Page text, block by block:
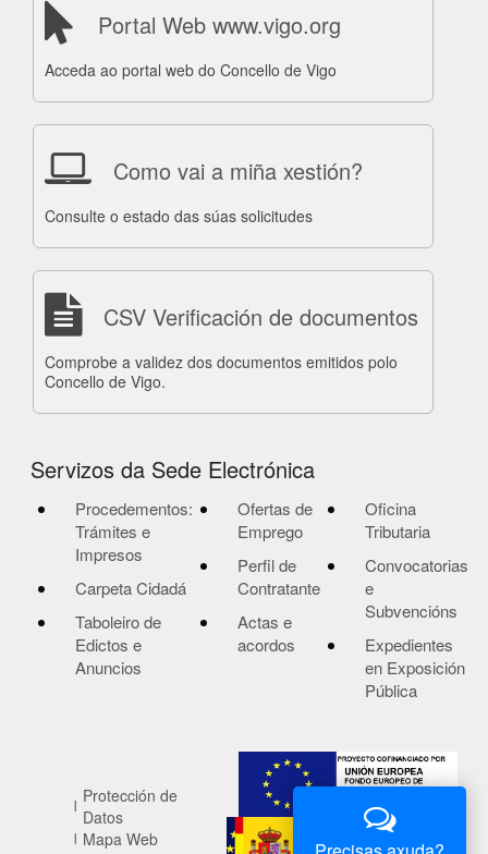
Portal Web www.vigo.org
Acceda ao portal web do Concello de Vigo
Como vai a miña xestión?
Consulte o estado das súas solicitudes
CSV Verificación de documentos
Comprobe a validez dos documentos emitidos polo
Concello de Vigo.
Servizos da Sede Electrónica
Procedementos:
Trámites e
Impresos
Carpeta Cidadá
Taboleiro de
Edictos e
Anuncios
Ofertas de
Emprego
Perfil de
Contratante
Actas e
acordos
Oficina
Tributaria
Convocatorias
e
Subvencións
Expedientes
en Exposición
Pública
Protección de
Datos
Mapa Web